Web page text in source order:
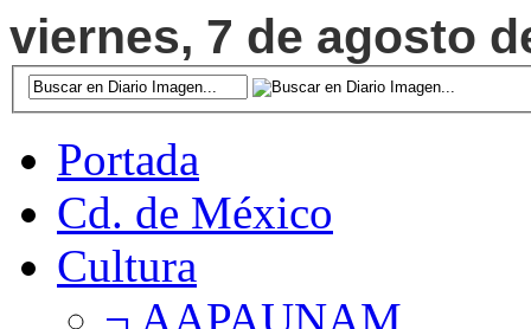
viernes, 7 de agosto
Portada
Cd. de México
Cultura
¬ AAPAUNAM